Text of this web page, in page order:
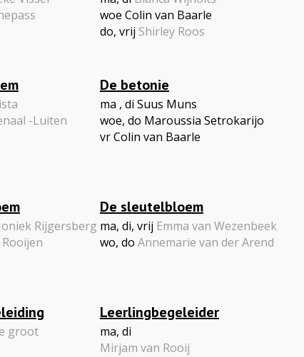
woe Colin van Baarle
do, vrij Shirley Roos
-Luiten
De betonie
ma , di Suus Muns
woe, do Maroussia Setrokarijo
vr Colin van Baarle
Rijgersberg
De sleutelbloem
ma, di, vrij Emma van Wezenbeek
wo, do Annemarie van der Arend
groot
Leerlingbegeleider
ma, di
Mirjam van Rooij